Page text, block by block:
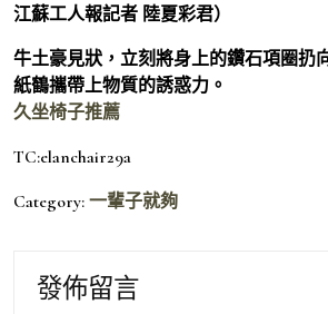
江蘇工人報記者 陸夏彩君）
牛土豪見狀，立刻將身上的鑽石項圈扔
紙鶴攜帶上物質的誘惑力。
久坐椅子推薦
TC:elanchair29a
Category: 一輩子就夠
發佈留言